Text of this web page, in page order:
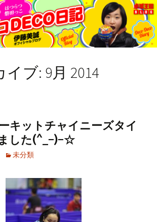
ブ: 9月 2014
キットチャイニーズタイ
した(^_−)−☆
未分類